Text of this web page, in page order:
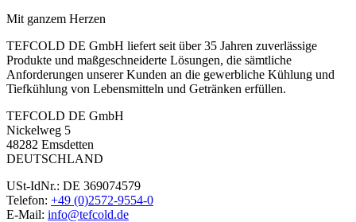
Mit ganzem Herzen
TEFCOLD DE GmbH liefert seit über 35 Jahren zuverlässige
Produkte und maßgeschneiderte Lösungen, die sämtliche
Anforderungen unserer Kunden an die gewerbliche Kühlung und
Tiefkühlung von Lebensmitteln und Getränken erfüllen.
TEFCOLD DE GmbH
Nickelweg 5
48282 Emsdetten
DEUTSCHLAND
USt-IdNr.: DE 369074579
Telefon: +49 (0)2572-9554-0
E-Mail: info@tefcold.de